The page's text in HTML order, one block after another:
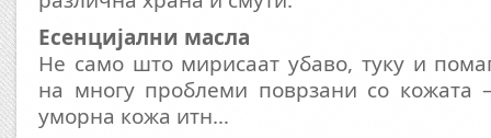
Есенцијални масла
Не само што мирисаат убаво, туку и
на многу проблеми поврзани со кожата
уморна кожа итн…